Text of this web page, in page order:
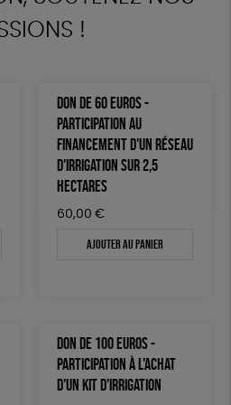
!
DON DE 60 EUROS -
PARTICIPATION AU
FINANCEMENT D'UN RÉSEAU
D'IRRIGATION SUR 2,5
HECTARES
60,00 €
Ajouter au panier
DON DE 100 EUROS -
PARTICIPATION À L'ACHAT
D'UN KIT D'IRRIGATION